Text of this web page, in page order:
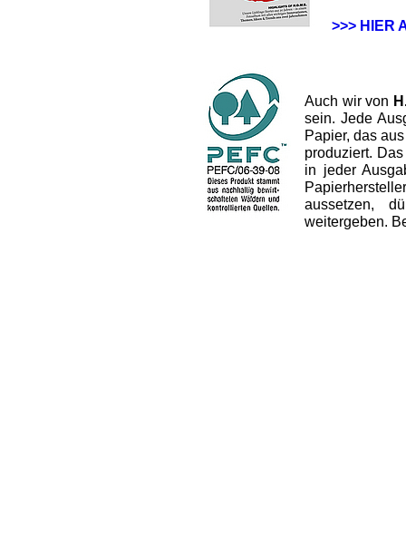
>>> HIER
Auch wir von
sein. Jede
Papier, das
produziert.
in jeder
aussetzen,
weitergeben.